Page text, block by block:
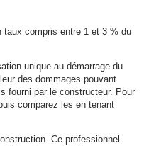
taux compris entre 1 et 3 % du
unique au démarrage du
des dommages pouvant
fourni par le constructeur. Pour
comparez les en tenant
Ce professionnel